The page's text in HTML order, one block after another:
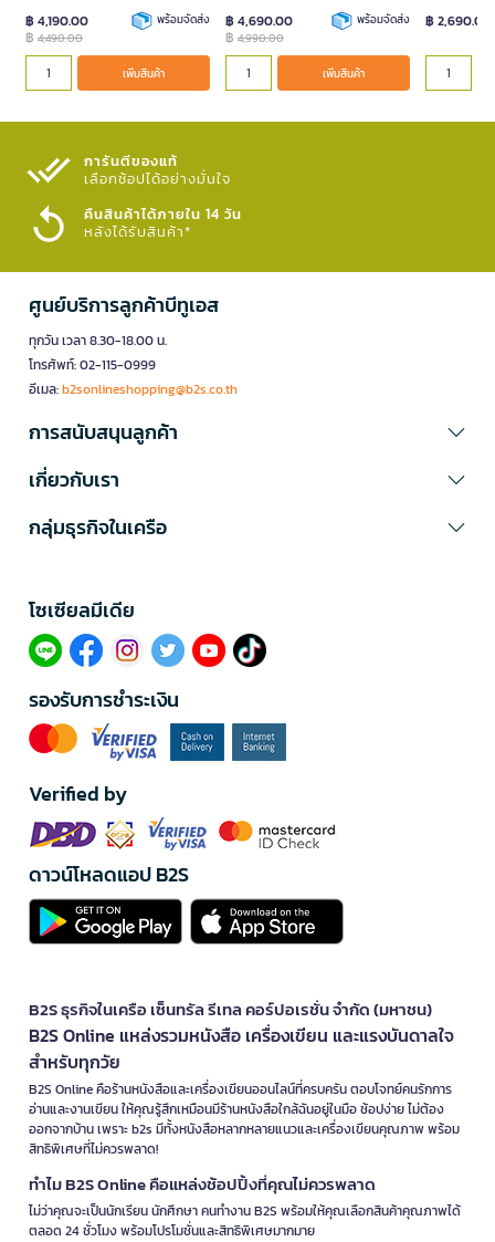
฿ 4,190.00
฿ 4,490.00
พร้อมจัดส่ง
เพิ่มสินค้า
฿ 4,690.00
฿ 4,990.00
พร้อมจัดส่ง
เพิ่มสินค้า
฿ 2,690.00
การันตีของแท้
เลือกช้อปได้อย่างมั่นใจ​
คืนสินค้าได้ภายใน 14 วัน
หลังได้รับสินค้า*
ศูนย์บริการลูกค้าบีทูเอส
ทุกวัน เวลา 8.30-18.00 น.
โทรศัพท์: 02-115-0999
อีเมล:b2sonlineshopping@b2s.co.th
การสนับสนุนลูกค้า
เกี่ยวกับเรา
กลุ่มธุรกิจในเครือ
โซเซียลมีเดีย​
รองรับการชำระเงิน
Verified by
ดาวน์โหลดแอป B2S
B2S ธุรกิจในเครือ เซ็นทรัล รีเทล คอร์ปอเรชั่น จำกัด (มหาชน)
B2S Online แหล่งรวมหนังสือ เครื่องเขียน และแรงบันดาลใจ
สำหรับทุกวัย
B2S Online คือร้านหนังสือและเครื่องเขียนออนไลน์ที่ครบครัน ตอบโจทย์คนรักการ
อ่านและงานเขียน ให้คุณรู้สึกเหมือนมีร้านหนังสือใกล้ฉันอยู่ในมือ ช้อปง่าย ไม่ต้อง
ออกจากบ้าน เพราะ b2s มีทั้งหนังสือหลากหลายแนวและเครื่องเขียนคุณภาพ พร้อม
สิทธิพิเศษที่ไม่ควรพลาด!
ทำไม B2S Online คือแหล่งช้อปปิ้งที่คุณไม่ควรพลาด
ไม่ว่าคุณจะเป็นนักเรียน นักศึกษา คนทำงาน B2S พร้อมให้คุณเลือกสินค้าคุณภาพได้
ตลอด 24 ชั่วโมง พร้อมโปรโมชั่นและสิทธิพิเศษมากมาย